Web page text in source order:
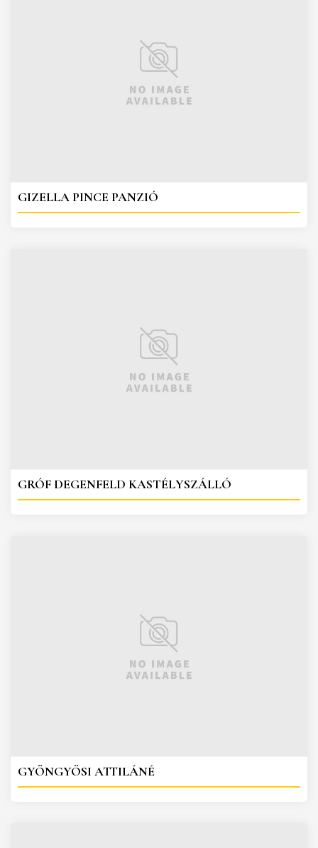
GIZELLA PINCE PANZIÓ
GRÓF DEGENFELD KASTÉLYSZÁLLÓ
GYÖNGYÖSI ATTILÁNÉ